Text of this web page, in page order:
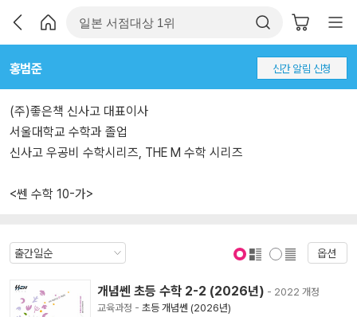
홍범준 신간 알림 신청
(주)좋은책 신사고 대표이사
서울대학교 수학과 졸업
신사고 우공비 수학시리즈, THE M 수학 시리즈
<쎈 수학 10-가>
옵션
개념쎈 초등 수학 2-2 (2026년) - 2022 개정
교육과정 - 초등 개념쎈 (2026년)